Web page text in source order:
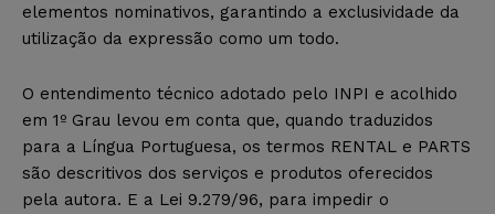
elementos nominativos, garantindo a exclusividade da
utilização da expressão como um todo.
O entendimento técnico adotado pelo INPI e acolhido
em 1º Grau levou em conta que, quando traduzidos
para a Língua Portuguesa, os termos RENTAL e PARTS
são descritivos dos serviços e produtos oferecidos
pela autora. E a Lei 9.279/96, para impedir o